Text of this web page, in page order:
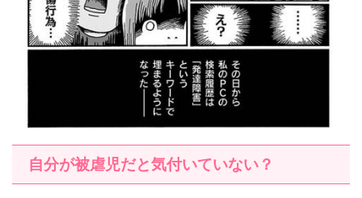
自分が被虐児だと気付いていない？